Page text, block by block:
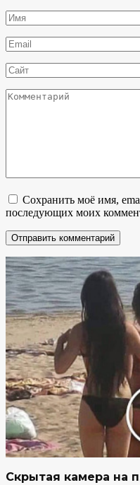
Имя
*
Email
*
Сайт
Комментарий
Сохранить моё имя,
последующих моих
Скрытая камера на